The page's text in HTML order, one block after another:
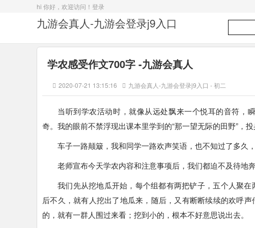
hi 你好，欢迎访问！ 登录
九游会真人-九游会登录j9入口
学农感受作文700字 -九游会真人
2020-07-21 13:15:16 九游会真人-九游会登录j9入口 -初二
当听到学农活动时，就像从远处飘来一个悦耳的音符，
奇。我的眼前不禁浮现出课本里学到的“那一望无际的田野”
车子一路颠簸，我和同学一路欢声笑语，也不知过了多久
老师宣布今天学农内容和注意事项后，我们都迫不及待地
我们先从挖地瓜开始，每个组都有两把铲子，五个人聚
后不久，就有人挖出了地瓜来，随后，又有断断续续的欢呼
的，就有一群人围过来看；挖到小的，根本不好意思说出去。